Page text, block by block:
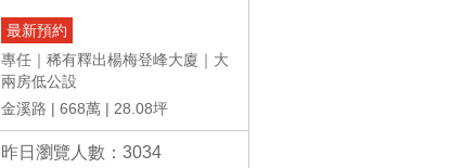
最新預約
專任｜稀有釋出楊梅登峰大廈｜大
兩房低公設
金溪路
668萬 28.08坪
昨日瀏覽人數：3034